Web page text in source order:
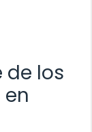
de los
en